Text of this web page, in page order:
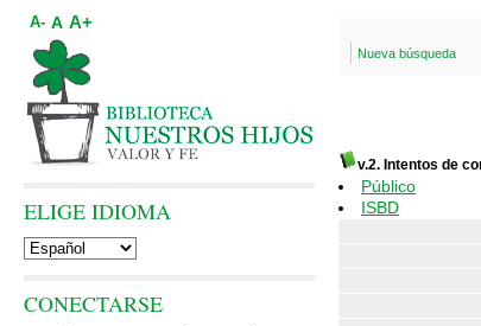
Nueva búsqueda
v.2. Intentos de
Público
ISBD
A- A A+
ELIGE IDIOMA
CONECTARSE